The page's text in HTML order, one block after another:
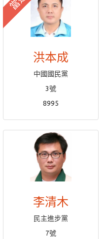
洪本成
中國國民黨
3號
8995
李清木
民主進步黨
7號